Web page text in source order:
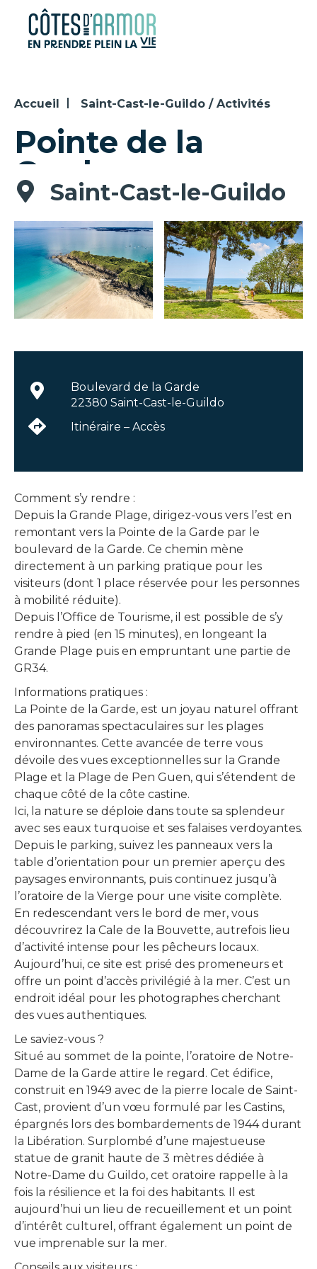
Panneau de gestion des cookies
Accueil Saint-Cast-le-Guildo / Activités
Pointe de la
Garde
Saint-Cast-le-Guildo
Comment s’y rendre :
Depuis la Grande Plage, dirigez-vous vers l’est en
remontant vers la Pointe de la Garde par le
boulevard de la Garde. Ce chemin mène
directement à un parking pratique pour les
visiteurs (dont 1 place réservée pour les personnes
à mobilité réduite).
Depuis l’Office de Tourisme, il est possible de s’y
rendre à pied (en 15 minutes), en longeant la
Grande Plage puis en empruntant une partie de
GR34.
Informations pratiques :
La Pointe de la Garde, est un joyau naturel offrant
des panoramas spectaculaires sur les plages
environnantes. Cette avancée de terre vous
dévoile des vues exceptionnelles sur la Grande
Plage et la Plage de Pen Guen, qui s’étendent de
chaque côté de la côte castine.
Ici, la nature se déploie dans toute sa splendeur
avec ses eaux turquoise et ses falaises verdoyantes.
Depuis le parking, suivez les panneaux vers la
table d’orientation pour un premier aperçu des
paysages environnants, puis continuez jusqu’à
l’oratoire de la Vierge pour une visite complète.
En redescendant vers le bord de mer, vous
découvrirez la Cale de la Bouvette, autrefois lieu
d’activité intense pour les pêcheurs locaux.
Aujourd’hui, ce site est prisé des promeneurs et
offre un point d’accès privilégié à la mer. C’est un
endroit idéal pour les photographes cherchant
des vues authentiques.
Le saviez-vous ?
Situé au sommet de la pointe, l’oratoire de Notre-
Dame de la Garde attire le regard. Cet édifice,
construit en 1949 avec de la pierre locale de Saint-
Cast, provient d’un vœu formulé par les Castins,
épargnés lors des bombardements de 1944 durant
la Libération. Surplombé d’une majestueuse
statue de granit haute de 3 mètres dédiée à
Notre-Dame du Guildo, cet oratoire rappelle à la
fois la résilience et la foi des habitants. Il est
aujourd’hui un lieu de recueillement et un point
d’intérêt culturel, offrant également un point de
vue imprenable sur la mer.
Boulevard de la Garde
22380 Saint-Cast-le-Guildo
Itinéraire – Accès